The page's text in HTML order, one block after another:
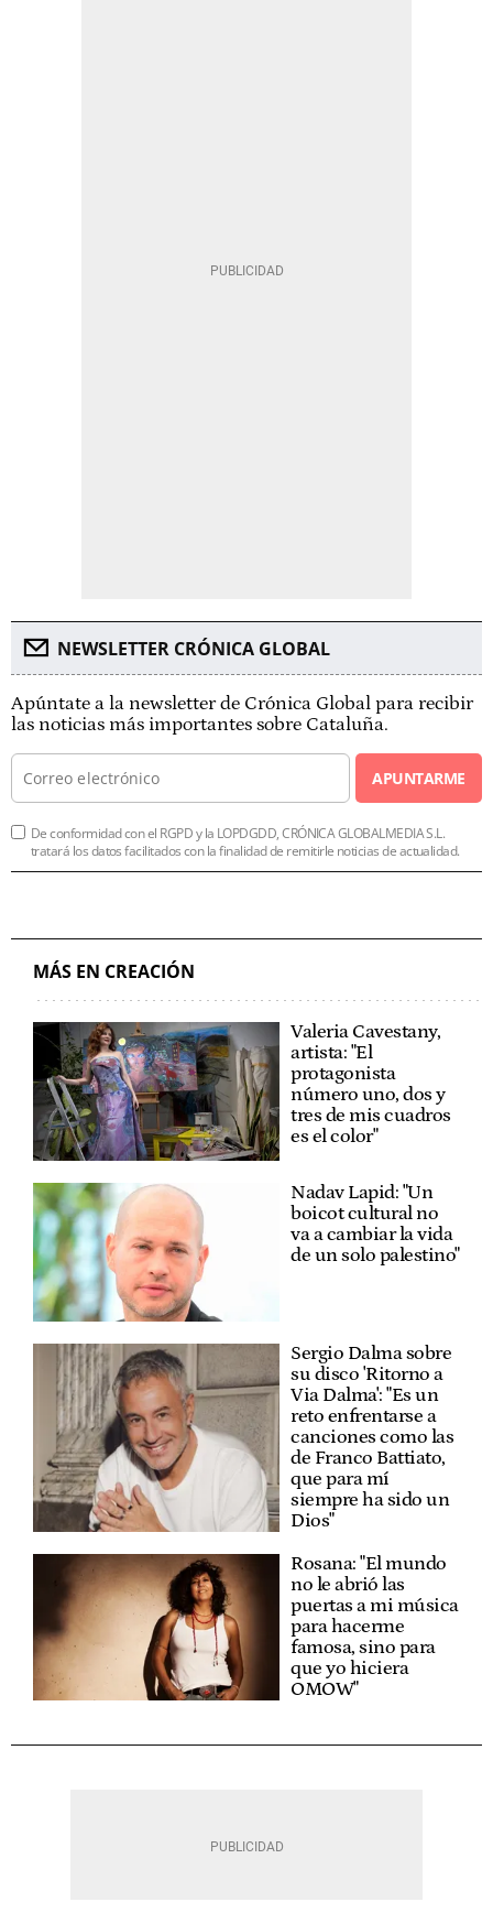
NEWSLETTER CRÓNICA GLOBAL
Apúntate a la newsletter de Crónica Global para recibir
las noticias más importantes sobre Cataluña.
APUNTARME
De conformidad con el RGPD y la LOPDGDD, CRÓNICA GLOBALMEDIA S.L.
tratará los datos facilitados con la finalidad de remitirle noticias de actualidad.
MÁS EN CREACIÓN
Valeria Cavestany,
artista: "El
protagonista
número uno, dos y
tres de mis cuadros
es el color"
Nadav Lapid: "Un
boicot cultural no
va a cambiar la vida
de un solo palestino"
Sergio Dalma sobre
su disco 'Ritorno a
Via Dalma': "Es un
reto enfrentarse a
canciones como las
de Franco Battiato,
que para mí
siempre ha sido un
Dios"
Rosana: "El mundo
no le abrió las
puertas a mi música
para hacerme
famosa, sino para
que yo hiciera
OMOW"